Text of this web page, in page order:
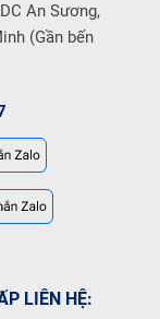
An Sương,
(Gần bến
LIÊN HỆ: